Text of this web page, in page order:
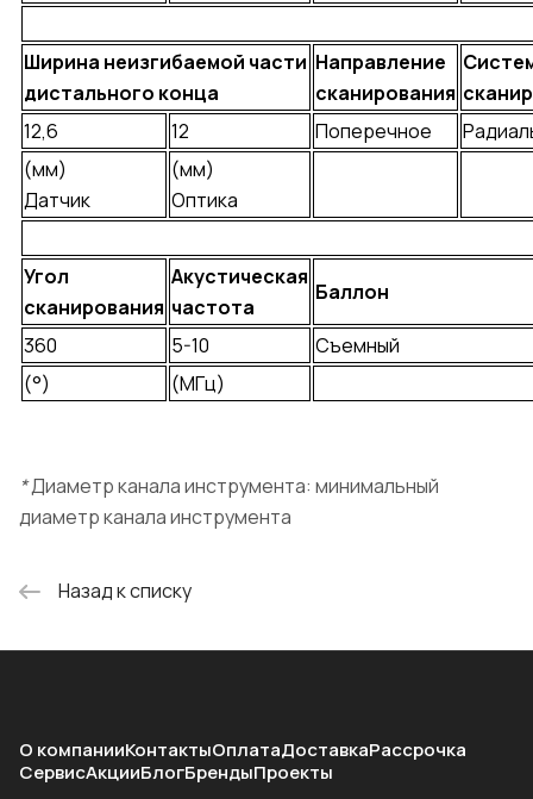
Ширина неизгибаемой части
дистального конца
Направление
сканирования
12,6
12 Поперечное
(мм)
Датчик
(мм)
Оптика
Угол
сканирования
Акустическая
частота
Баллон
360 5-10
Съемный
(°)
(МГц)
*Диаметр канала инструмента: минимальный
диаметр канала инструмента
Назад к списку
О компанииКонтактыОплатаДоставкаРассрочка
СервисАкцииБлогБрендыПроекты